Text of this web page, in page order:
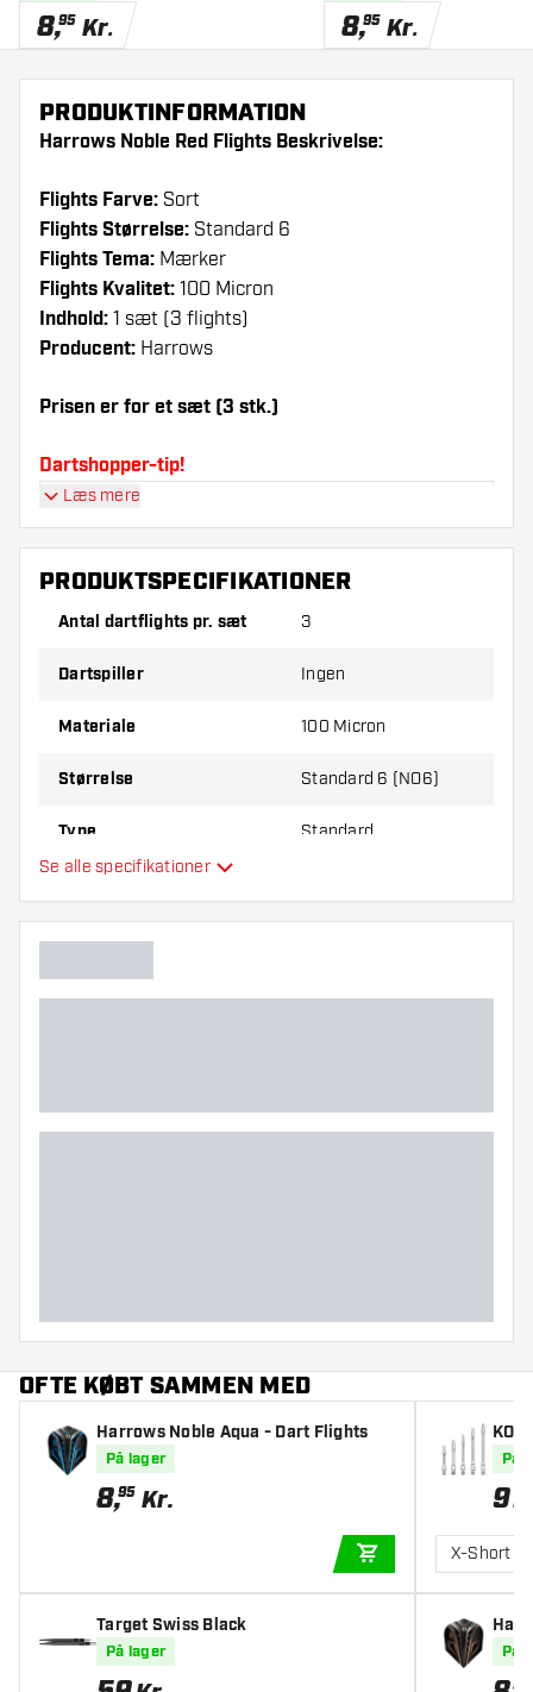
8,95 Kr. 8,95 Kr.
PRODUKTINFORMATION
Harrows Noble Red Flights Beskrivelse:
Flights Farve: Sort
Flights Størrelse: Standard 6
Flights Tema: Mærker
Flights Kvalitet: 100 Micron
Indhold: 1 sæt (3 flights)
Producent: Harrows
Prisen er for et sæt (3 stk.)
Dartshopper-tip!
på lager. Disse kan blive beskadiget eller
knækket ved brug.
anden tykkelse på flights for at finde ud af,
Læs mere
PRODUKTSPECIFIKATIONER
Antal dartflights pr. sæt 3
Dartspiller Ingen
Materiale 100 Micron
Størrelse Standard 6 (NO6)
Type Standard
Hovedfarve
Se alle specifikationer
OFTE KØBT SAMMEN MED
Harrows Noble Aqua - Dart Flights
På lager
8,95 Kr.
TILFØJ TIL KURV
Target Swiss Black
På lager
fter
På
9
X-Short
På
95